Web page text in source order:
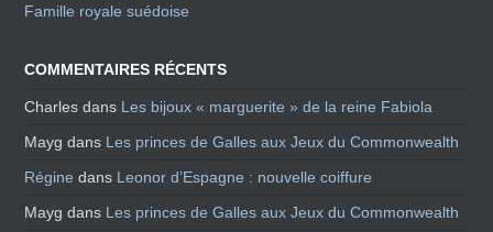
Famille royale suédoise
COMMENTAIRES RÉCENTS
Charles dans Les bijoux « marguerite » de la reine Fabiola
Mayg dans Les princes de Galles aux Jeux du Commonwealth
Régine dans Leonor d’Espagne : nouvelle coiffure
Mayg dans Les princes de Galles aux Jeux du Commonwealth